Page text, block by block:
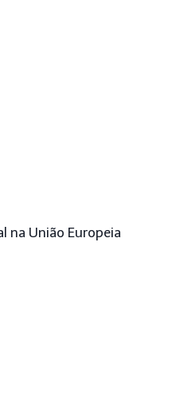
na União Europeia